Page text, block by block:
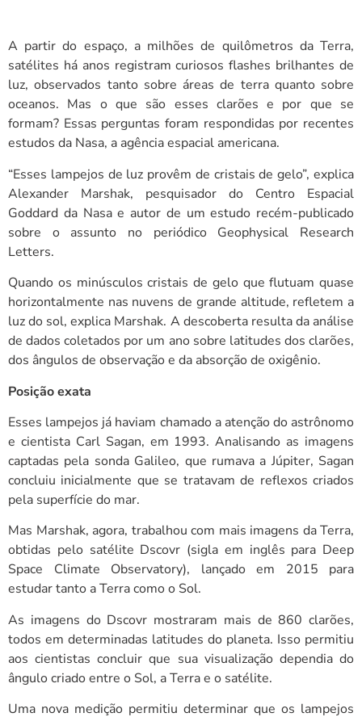
A partir do espaço, a milhões de quilômetros da Terra,
satélites há anos registram curiosos flashes brilhantes de
luz, observados tanto sobre áreas de terra quanto sobre
oceanos. Mas o que são esses clarões e por que se
formam? Essas perguntas foram respondidas por recentes
estudos da Nasa, a agência espacial americana.
“Esses lampejos de luz provêm de cristais de gelo”, explica
Alexander Marshak, pesquisador do Centro Espacial
Goddard da Nasa e autor de um estudo recém-publicado
sobre o assunto no periódico Geophysical Research
Letters.
Quando os minúsculos cristais de gelo que flutuam quase
horizontalmente nas nuvens de grande altitude, refletem a
luz do sol, explica Marshak. A descoberta resulta da análise
de dados coletados por um ano sobre latitudes dos clarões,
dos ângulos de observação e da absorção de oxigênio.
Posição exata
Esses lampejos já haviam chamado a atenção do astrônomo
e cientista Carl Sagan, em 1993. Analisando as imagens
captadas pela sonda Galileo, que rumava a Júpiter, Sagan
concluiu inicialmente que se tratavam de reflexos criados
pela superfície do mar.
Mas Marshak, agora, trabalhou com mais imagens da Terra,
obtidas pelo satélite Dscovr (sigla em inglês para Deep
Space Climate Observatory), lançado em 2015 para
estudar tanto a Terra como o Sol.
As imagens do Dscovr mostraram mais de 860 clarões,
todos em determinadas latitudes do planeta. Isso permitiu
aos cientistas concluir que sua visualização dependia do
ângulo criado entre o Sol, a Terra e o satélite.
Uma nova medição permitiu determinar que os lampejos